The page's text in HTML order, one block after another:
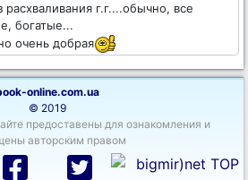
г.г....обычно, все
богатые...
очень добрая
online.com.ua
© 2019
предоставены для ознакомления и
авторским правом